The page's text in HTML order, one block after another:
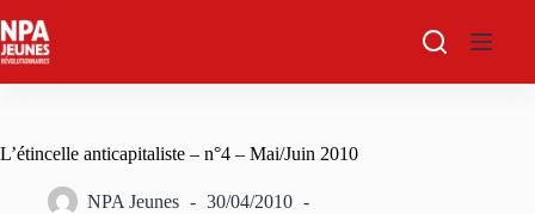
au
contenu
L’étincelle anticapitaliste – n°4 – Mai/Juin 2010
NPA Jeunes
30/04/2010